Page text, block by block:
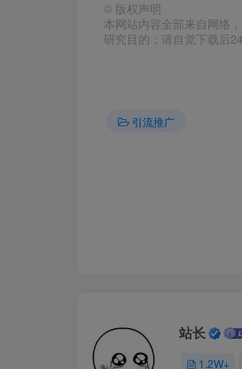
© 版权声明
本网站内容全部来自网络
研究目的；请自觉下载后
引流推广
站长
1.2W+